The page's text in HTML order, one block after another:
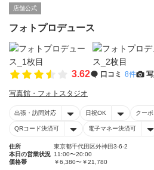
店舗公式
フォトプロデュース
3.62 口コミ 8件
写真館・フォトスタジオ
出張・訪問対応 日祝OK クー
QRコード決済可 電子マネー決済可
住所
東京都千代田区外神田3-6-2
本日の営業状況 11:00〜20:00
価格帯
￥6,380〜￥21,780